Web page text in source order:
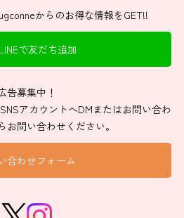
からのお得な情報をGET!!
LINEで友だち追加
告募集中！
アカウントへDMまたはお問い合わ
お問い合わせください。
合わせフォーム